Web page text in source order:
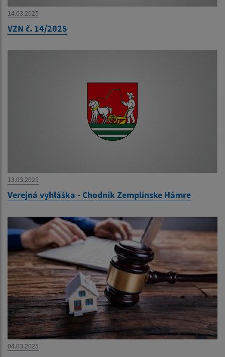
14.03.2025
VZN č. 14/2025
13.03.2025
Verejná vyhláška - Chodník Zemplínske Hámre
04.03.2025